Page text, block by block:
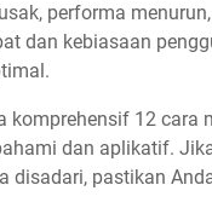
performa
dan kebiasaan
komprehensif 12
dan aplikatif.
disadari, pastikan